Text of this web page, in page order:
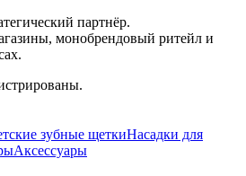
партнёр.
монобрендовый ритейл и
зубные щеткиНасадки для
Аксессуары